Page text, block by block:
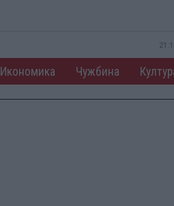
Икономика Чужбина